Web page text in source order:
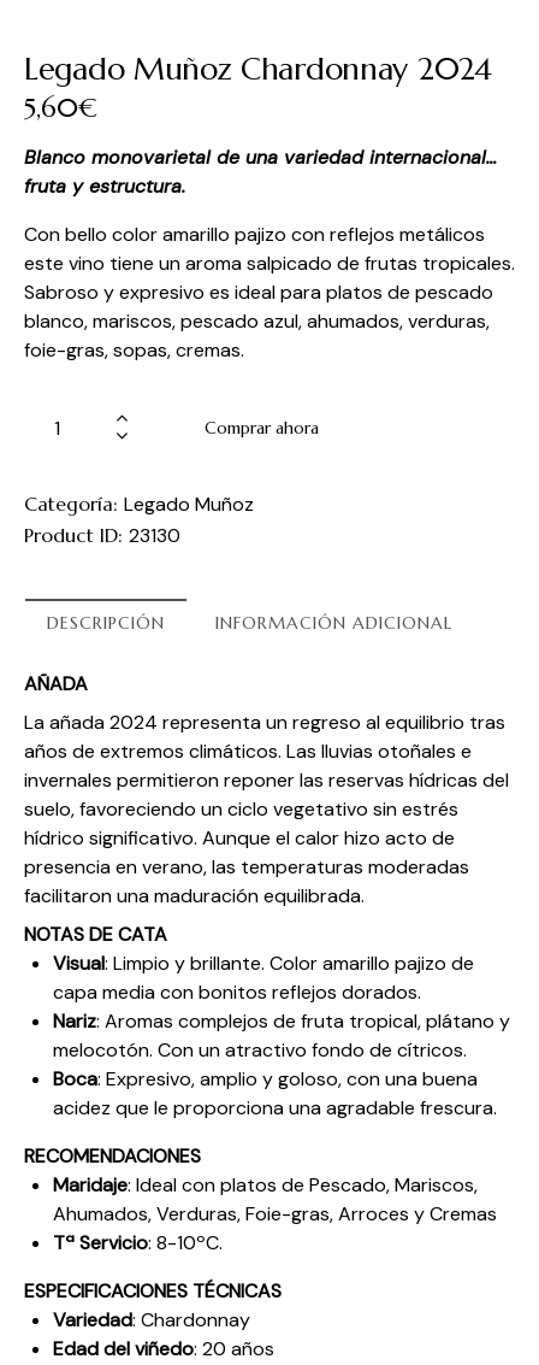
Legado Muñoz Chardonnay 2024
5,60€
Blanco monovarietal de una variedad internacional…
fruta y estructura.
Con bello color amarillo pajizo con reflejos metálicos
este vino tiene un aroma salpicado de frutas tropicales.
Sabroso y expresivo es ideal para platos de pescado
blanco, mariscos, pescado azul, ahumados, verduras,
foie-gras, sopas, cremas.
Comprar ahora
Categoría: Legado Muñoz
Product ID: 23130
DESCRIPCIÓN INFORMACIÓN ADICIONAL
AÑADA
La añada 2024 representa un regreso al equilibrio tras
años de extremos climáticos. Las lluvias otoñales e
invernales permitieron reponer las reservas hídricas del
suelo, favoreciendo un ciclo vegetativo sin estrés
hídrico significativo. Aunque el calor hizo acto de
presencia en verano, las temperaturas moderadas
facilitaron una maduración equilibrada.
NOTAS DE CATA
Visual: Limpio y brillante. Color amarillo pajizo de
capa media con bonitos reflejos dorados.
Nariz: Aromas complejos de fruta tropical, plátano y
melocotón. Con un atractivo fondo de cítricos.
Boca: Expresivo, amplio y goloso, con una buena
acidez que le proporciona una agradable frescura.
RECOMENDACIONES
Maridaje: Ideal con platos de Pescado, Mariscos,
Ahumados, Verduras, Foie-gras, Arroces y Cremas
Tª Servicio: 8-10ºC.
ESPECIFICACIONES TÉCNICAS
Variedad: Chardonnay
Edad del viñedo: 20 años